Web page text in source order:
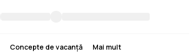
Concepte de vacanță Mai mult